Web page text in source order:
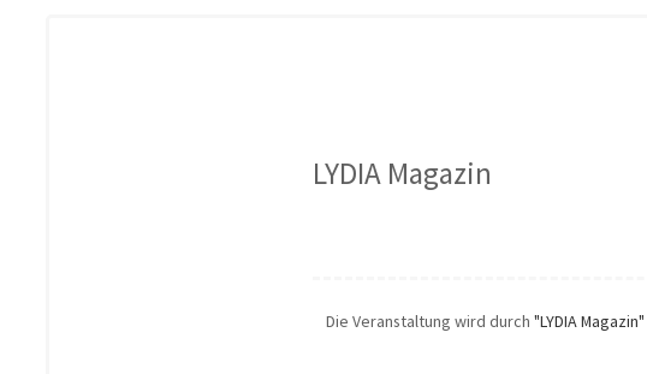
LYDIA Magazin
Die Veranstaltung wird durch"LYDIA Magazin"